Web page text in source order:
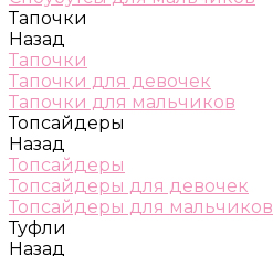
Тапочки
Назад
Тапочки
Тапочки для девочек
Тапочки для мальчиков
Топсайдеры
Назад
Топсайдеры
Топсайдеры для девочек
Топсайдеры для мальчиков
Туфли
Назад